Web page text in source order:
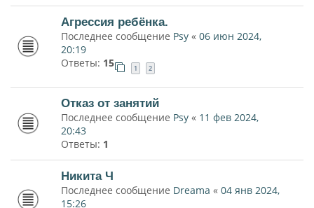
Агрессия ребёнка.
Последнее сообщение Psy « 06 июн 2024,
20:19
Ответы: 15 1 2
Отказ от занятий
Последнее сообщение Psy « 11 фев 2024,
20:43
Ответы: 1
Никита Ч
Последнее сообщение Dreama « 04 янв 2024,
15:26